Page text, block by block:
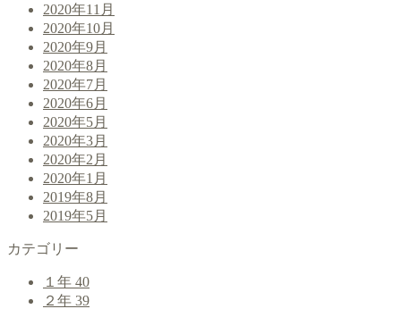
2020年11月
2020年10月
2020年9月
2020年8月
2020年7月
2020年6月
2020年5月
2020年3月
2020年2月
2020年1月
2019年8月
2019年5月
カテゴリー
１年 40
２年 39